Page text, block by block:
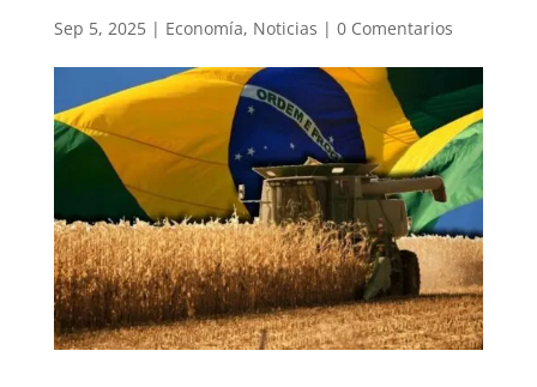
Sep 5, 2025| Economía, Noticias | 0 Comentarios